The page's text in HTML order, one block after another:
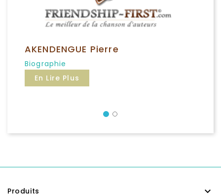
AKENDENGUE Pierre
Biographie
En Lire Plus
Produits 